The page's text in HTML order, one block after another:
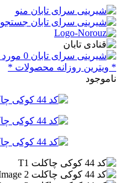
منو
جستجو
0 مورد
* ویترین روزانه محصولات *
ناموجود